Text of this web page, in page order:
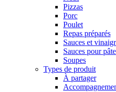
Pizzas
Porc
Poulet
Repas préparés
Sauces et
Sauces pour
Soupes
Types de produit
À partager